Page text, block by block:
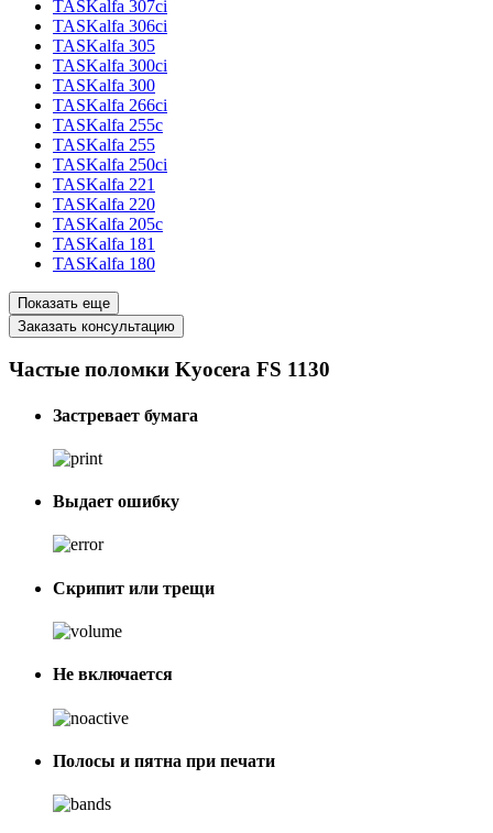
TASKalfa 307ci
TASKalfa 306ci
TASKalfa 305
TASKalfa 300ci
TASKalfa 300
TASKalfa 266ci
TASKalfa 255c
TASKalfa 255
TASKalfa 250ci
TASKalfa 221
TASKalfa 220
TASKalfa 205c
TASKalfa 181
TASKalfa 180
Показать еще
Заказать консультацию
Частые поломки Kyocera FS 1130
Застревает бумага
Выдает ошибку
Скрипит или трещи
Не включается
Полосы и пятна при печати